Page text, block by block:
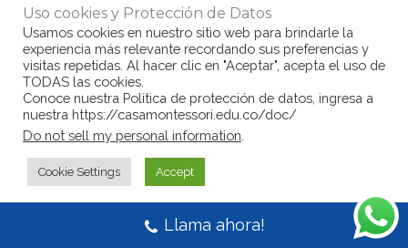
Uso cookies y Protección de Datos
Usamos cookies en nuestro sitio web para brindarle la
experiencia más relevante recordando sus preferencias y
visitas repetidas. Al hacer clic en "Aceptar", acepta el uso de
TODAS las cookies.
Conoce nuestra Politica de protección de datos, ingresa a
nuestra https://casamontessori.edu.co/doc/
Do not sell my personal information
Cookie Settings Accept
Llama ahora!